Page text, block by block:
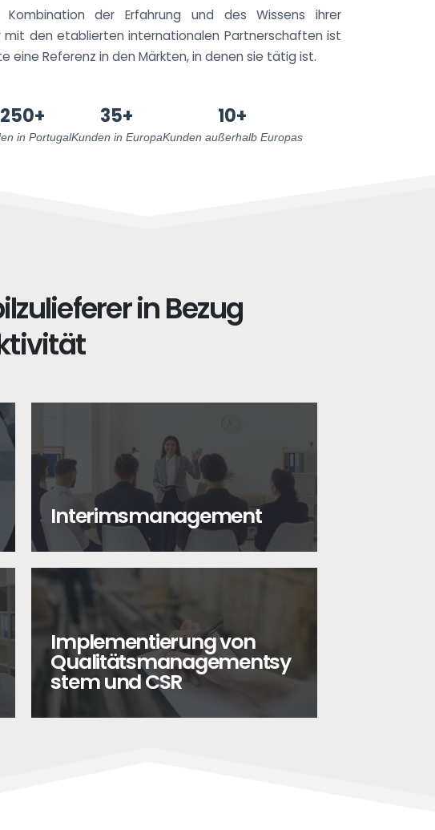
Kombination der Erfahrung und des Wissens ihrer
mit den etablierten internationalen Partnerschaften ist
eine Referenz in den Märkten, in denen sie tätig ist.
250+
in Portugal
35+
Kunden in Europa
10+
Kunden außerhalb Europas
in Bezug
Interimsmanagement
Implementierung von
Qualitätsmanagementsy
stem und CSR